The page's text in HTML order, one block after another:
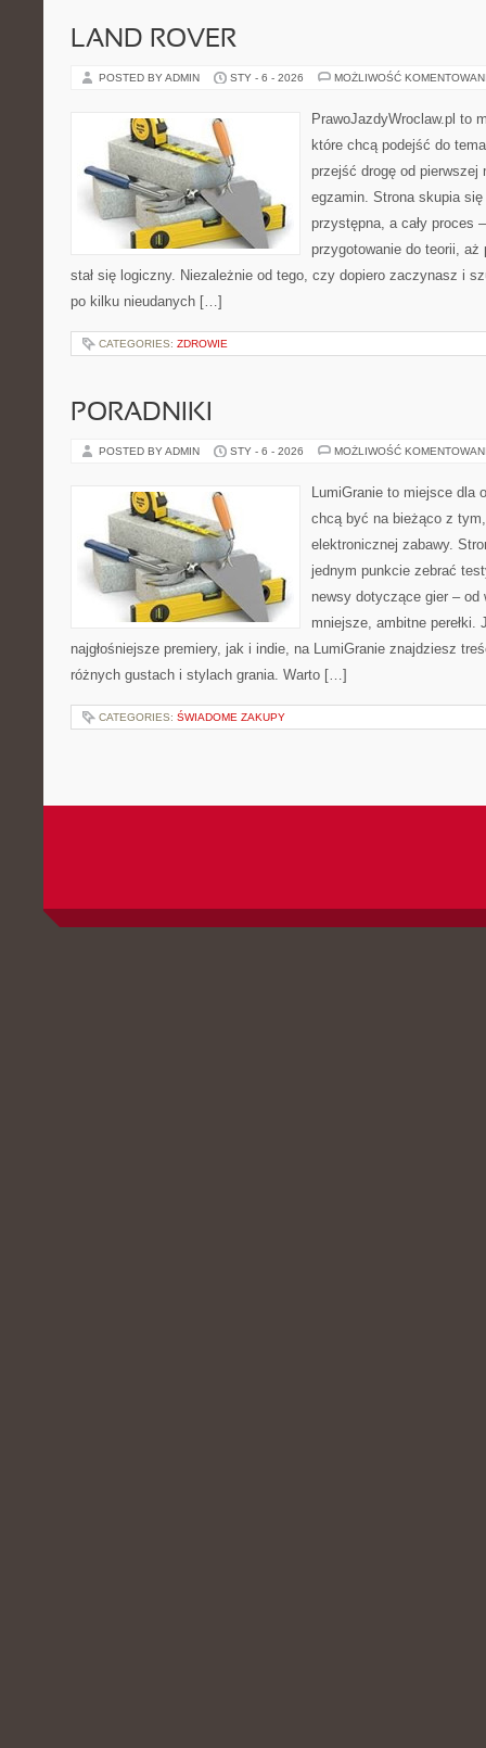
LAND ROVER
POSTED BY ADMIN STY - 6 - 2026 MOŻLIWOŚĆ
PrawoJazdyWroclaw.pl to
które chcą podejść do
przejść drogę od
egzamin. Strona skupia
przystępna, a cały proces
przygotowanie do teorii,
stał się logiczny. Niezależnie od tego, czy dopiero zaczynasz i
po kilku nieudanych […]
CATEGORIES: ZDROWIE
PORADNIKI
POSTED BY ADMIN STY - 6 - 2026 MOŻLIWOŚĆ
LumiGranie to miejsce dla
chcą być na bieżąco z
elektronicznej zabawy.
jednym punkcie zebrać
newsy dotyczące gier – od
mniejsze, ambitne perełki.
najgłośniejsze premiery, jak i indie, na LumiGranie znajdziesz
różnych gustach i stylach grania. Warto […]
CATEGORIES: ŚWIADOME ZAKUPY